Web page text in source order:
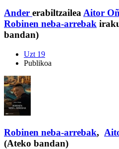
Ander erabiltzailea Aitor
Robinen neba-arrebak
bandan)
Uzt 19
Publikoa
Robinen neba-arrebak,
(Ateko bandan)